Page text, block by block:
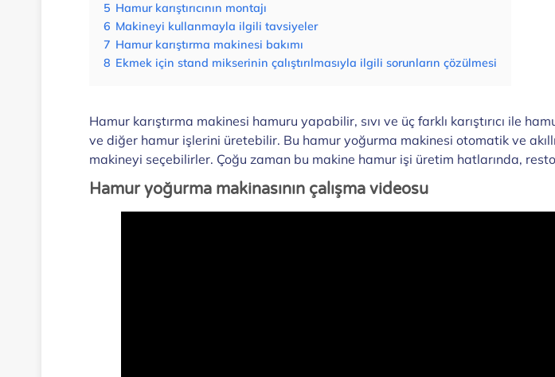
5 Hamur karıştırıcının montajı
6 Makineyi kullanmayla ilgili tavsiyeler
7 Hamur karıştırma makinesi bakımı
8 Ekmek için stand mikserinin çalıştırılmasıyla ilgili sorunların çözülmesi
Hamur karıştırma makinesi hamuru yapabilir, sıvı ve üç farklı karıştırıcı ile
ve diğer hamur işlerini üretebilir. Bu hamur yoğurma makinesi otomatik ve
makineyi seçebilirler. Çoğu zaman bu makine hamur işi üretim hatlarında,
Hamur yoğurma makinasının çalışma videosu